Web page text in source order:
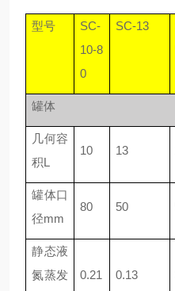
型号
SC-
10-8
0
SC-13
罐体
几何容
积L
10 13
罐体口
径mm
80 50
静态液
氮蒸发
0.21 0.13